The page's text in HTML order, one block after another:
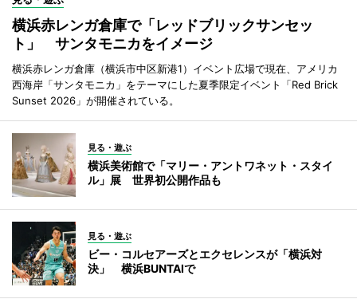
横浜赤レンガ倉庫で「レッドブリックサンセッ
ト」 サンタモニカをイメージ
横浜赤レンガ倉庫（横浜市中区新港1）イベント広場で現在、アメリカ
西海岸「サンタモニカ」をテーマにした夏季限定イベント「Red Brick
Sunset 2026」が開催されている。
見る・遊ぶ
横浜美術館で「マリー・アントワネット・スタイ
ル」展 世界初公開作品も
見る・遊ぶ
ビー・コルセアーズとエクセレンスが「横浜対
決」 横浜BUNTAIで